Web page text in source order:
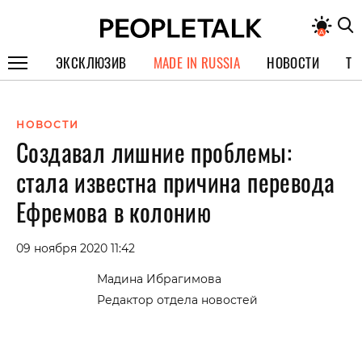
ЭКСКЛЮЗИВ
СПЕЦПРОЕКТЫ
ИНТЕРВЬЮ
ПОКОЛЕНИЕ
MADE IN RUSSIA НОВОСТИ
НОВОСТИ
Создавал лишние проблемы:
стала известна причина перевода
Ефремова в колонию
09 ноября 2020 11:42
Мадина Ибрагимова
Редактор отдела новостей